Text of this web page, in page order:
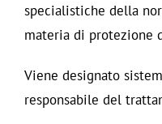
specialistiche della
materia di protezione
Viene designato
responsabile del